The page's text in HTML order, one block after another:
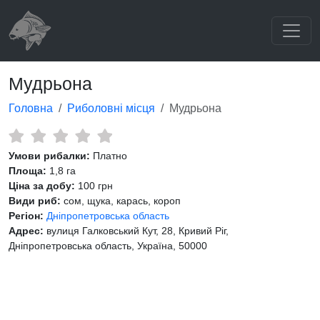
Мудрьона
Головна Риболовні місця Мудрьона
Умови рибалки: Платно
Площа: 1,8 га
Ціна за добу: 100 грн
Види риб: сом, щука, карась, короп
Регіон: Дніпропетровська область
Адрес: вулиця Галковський Кут, 28, Кривий Ріг,
Дніпропетровська область, Україна, 50000